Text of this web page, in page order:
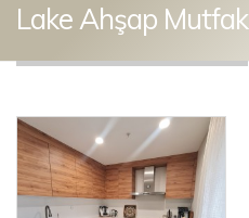
Lake Ahşap Mutfak